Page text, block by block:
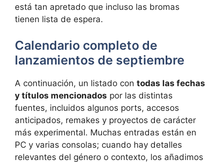
está tan apretado que incluso las bromas
tienen lista de espera.
Calendario completo de
lanzamientos de septiembre
A continuación, un listado con todas las fechas
y títulos mencionados por las distintas
fuentes, incluidos algunos ports, accesos
anticipados, remakes y proyectos de carácter
más experimental. Muchas entradas están en
PC y varias consolas; cuando hay detalles
relevantes del género o contexto, los añadimos